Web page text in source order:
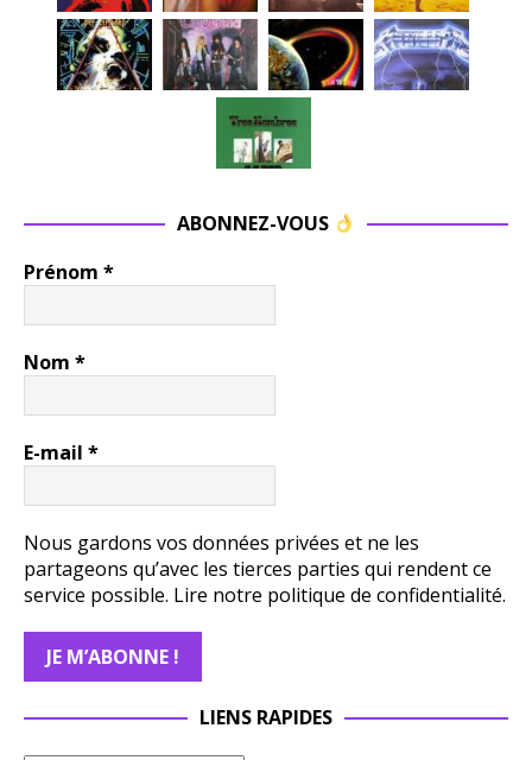
ABONNEZ-VOUS
Prénom *
Nom *
E-mail *
Nous gardons vos données privées et ne les
partageons qu’avec les tierces parties qui rendent ce
service possible. Lire notre politique de confidentialité.
LIENS RAPIDES